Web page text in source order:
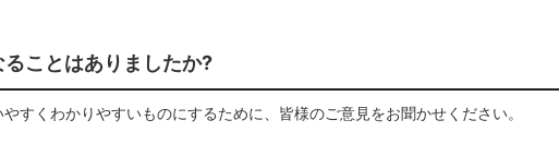
ことはありましたか?
すくわかりやすいものにするために、皆様のご意見をお聞かせください。